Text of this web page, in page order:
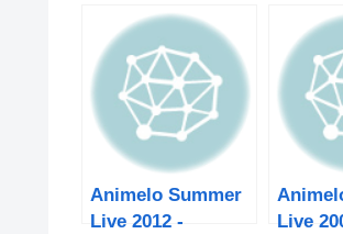
Animelo Summer
Live 2012 -
Live